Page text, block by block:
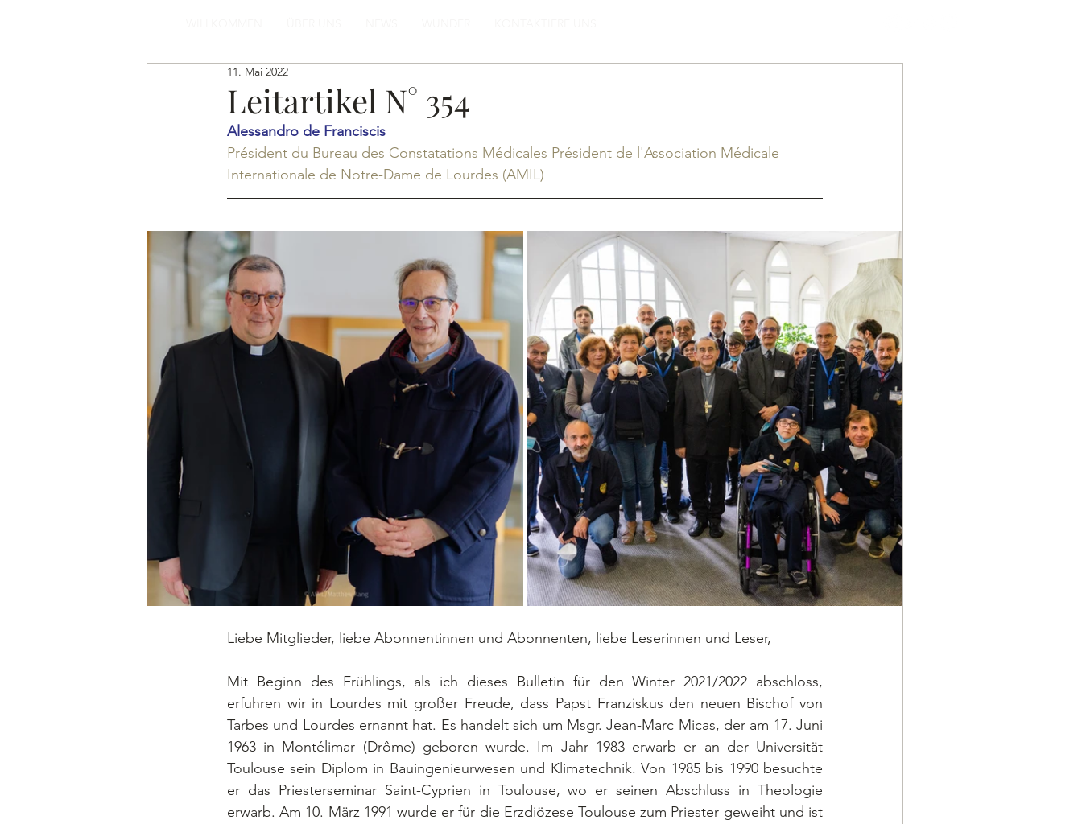
Leitartikel N° 354
11. Mai 2022
Alessandro de Franciscis
Président du Bureau des Constatations Médicales Président de l'Association Médicale
Internationale de Notre-Dame de Lourdes (AMIL)
Liebe Mitglieder, liebe Abonnentinnen und Abonnenten, liebe Leserinnen und Leser,
Mit Beginn des Frühlings, als ich dieses Bulletin für den Winter 2021/2022 abschloss,
erfuhren wir in Lourdes mit großer Freude, dass Papst Franziskus den neuen Bischof von
Tarbes und Lourdes ernannt hat. Es handelt sich um Msgr. Jean-Marc Micas, der am 17. Juni
1963 in Montélimar (Drôme) geboren wurde. Im Jahr 1983 erwarb er an der Universität
Toulouse sein Diplom in Bauingenieurwesen und Klimatechnik. Von 1985 bis 1990 besuchte
er das Priesterseminar Saint-Cyprien in Toulouse, wo er seinen Abschluss in Theologie
erwarb. Am 10. März 1991 wurde er für die Erzdiözese Toulouse zum Priester geweiht und ist